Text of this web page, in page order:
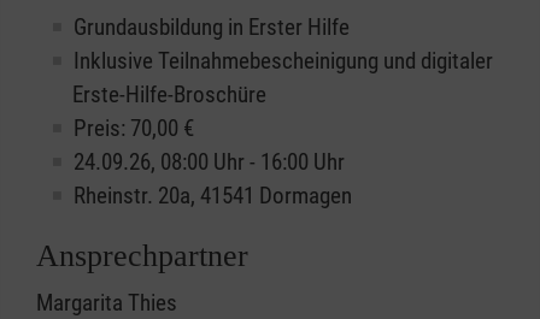
Grundausbildung in Erster Hilfe
Inklusive Teilnahmebescheinigung und digitaler
Erste-Hilfe-Broschüre
Preis: 70,00 €
24.09.26, 08:00 Uhr - 16:00 Uhr
Rheinstr. 20a, 41541 Dormagen
Ansprechpartner
Margarita Thies